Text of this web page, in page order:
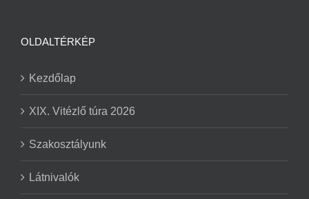
OLDALTÉRKÉP
Kezdőlap
XIX. Vitézlő túra 2026
Szakosztályunk
Látnivalók